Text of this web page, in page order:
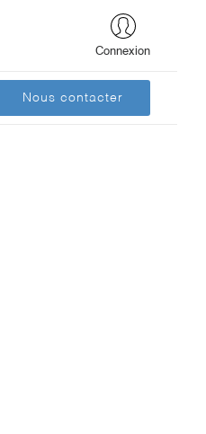
Connexion
Nous contacter